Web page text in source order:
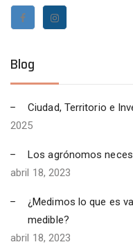
r
Blog
Ciudad, Territorio e
2025
Los agrónomos
abril 18, 2023
¿Medimos lo que es
medible?
abril 18, 2023